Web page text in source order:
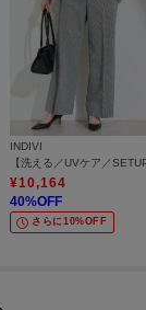
INDIVI
¥10,164
40%OFF
さらに10%OFF